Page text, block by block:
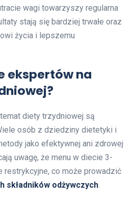
wagi towarzyszy regularna
stają się bardziej trwałe oraz
życia i lepszemu
ekspertów na
diety trzydniowej są
osób z dziedziny dietetyki i
jako efektywnej ani zdrowej
uwagę, że menu w diecie 3-
restrykcyjne, co może prowadzić
składników odżywczych.